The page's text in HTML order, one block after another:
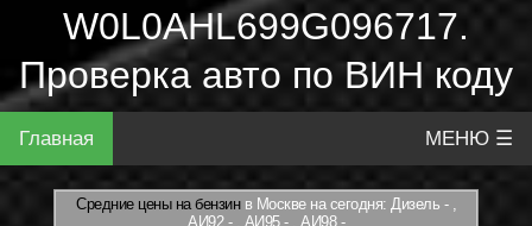
W0L0AHL699G096717.
Проверка авто по ВИН коду
Главная МЕНЮ ☰
Средние цены на бензинв Москве на сегодня: Дизель - ,
АИ92 - , АИ95 - , АИ98 -